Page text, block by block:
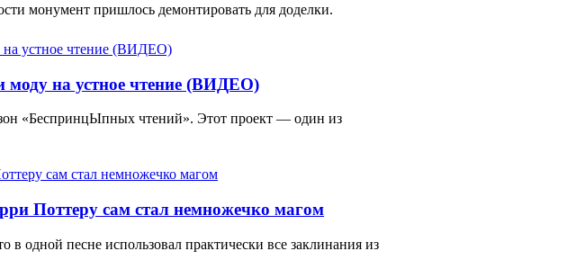
монумент пришлось демонтировать для доделки.
моду на устное чтение (ВИДЕО)
«БеспринцЫпных чтений». Этот проект — один из
Поттеру сам стал немножечко магом
в одной песне использовал практически все заклинания из